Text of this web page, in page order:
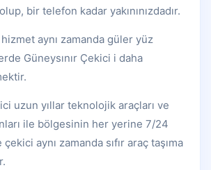
bir telefon kadar yakınınızdadır.
aynı zamanda güler yüz
Güneysınır Çekici i daha
uzun yıllar teknolojik araçları ve
ile bölgesinin her yerine 7/24
aynı zamanda sıfır araç taşıma